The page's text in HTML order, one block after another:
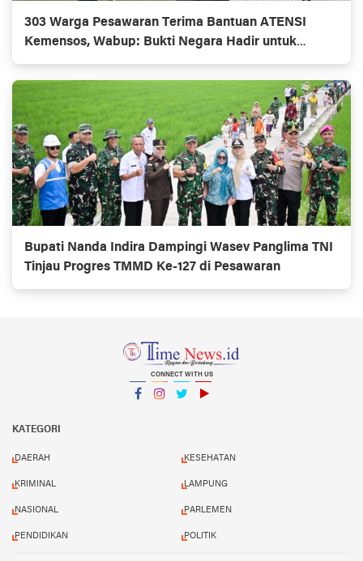
303 Warga Pesawaran Terima Bantuan ATENSI
Kemensos, Wabup: Bukti Negara Hadir untuk
Masyarakat
Bupati Nanda Indira Dampingi Wasev Panglima TNI
Tinjau Progres TMMD Ke-127 di Pesawaran
CONNECT WITH US
KATEGORI
DAERAH KESEHATAN
KRIMINAL LAMPUNG
NASIONAL PARLEMEN
PENDIDIKAN POLITIK